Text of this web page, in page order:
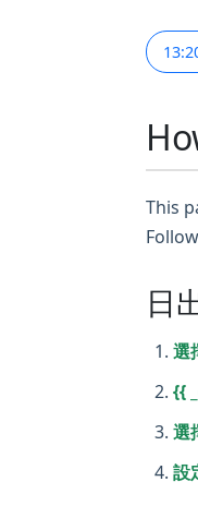
This
日
選
{{
選
設